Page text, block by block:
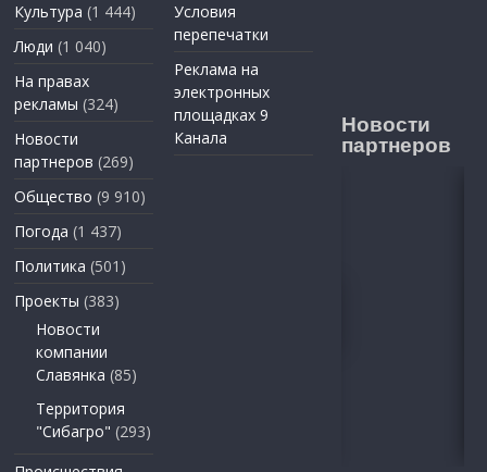
Культура (1 444)
Люди (1 040)
На правах
рекламы (324)
Новости
партнеров (269)
Общество (9 910)
Погода (1 437)
Политика (501)
Проекты (383)
Новости
компании
Славянка (85)
Территория
"Сибагро" (293)
Условия
перепечатки
Реклама на
электронных
площадках 9
Канала
Новости
партнеров